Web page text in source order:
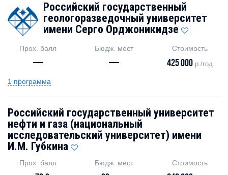
Российский государственный
геологоразведочный университет
имени Серго Орджоникидзе
Прох. балл
—
Бюдж. мест
—
Стоимость
425 000 р./год
1 программа
Российский государственный университет
нефти и газа (национальный
исследовательский университет) имени
И.М. Губкина
Прох. балл Бюдж. мест Стоимость